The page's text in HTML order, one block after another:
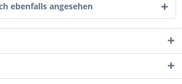
ebenfalls angesehen